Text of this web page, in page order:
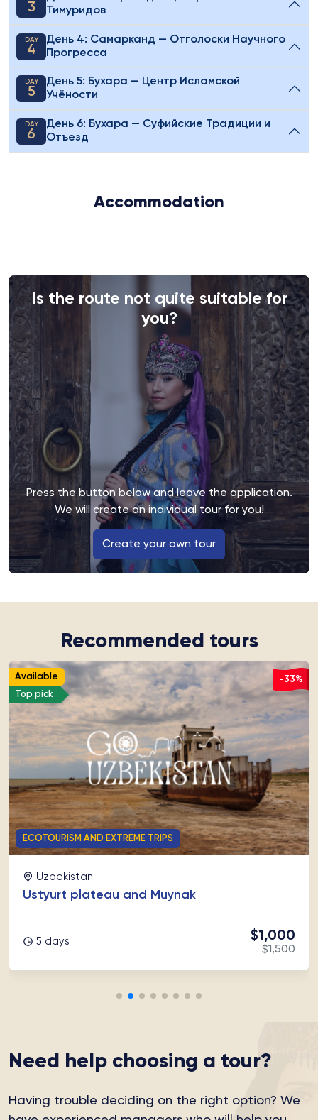
3
Тимуридов
DAY
4
День 4: Самарканд — Отголоски Научного
Прогресса
DAY
5
День 5: Бухара — Центр Исламской
Учёности
DAY
6
День 6: Бухара — Суфийские Традиции и
Отъезд
Accommodation
Is the route not quite suitable for
you?
Press the button below and leave the application.
We will create an individual tour for you!
Create your own tour
Recommended tours
Available
Top pick
-33%
ECOTOURISM AND EXTREME TRIPS
Uzbekistan
Ustyurt plateau and Muynak
5 days $1,000
$1,500
Need help choosing a tour?
Having trouble deciding on the right option? We